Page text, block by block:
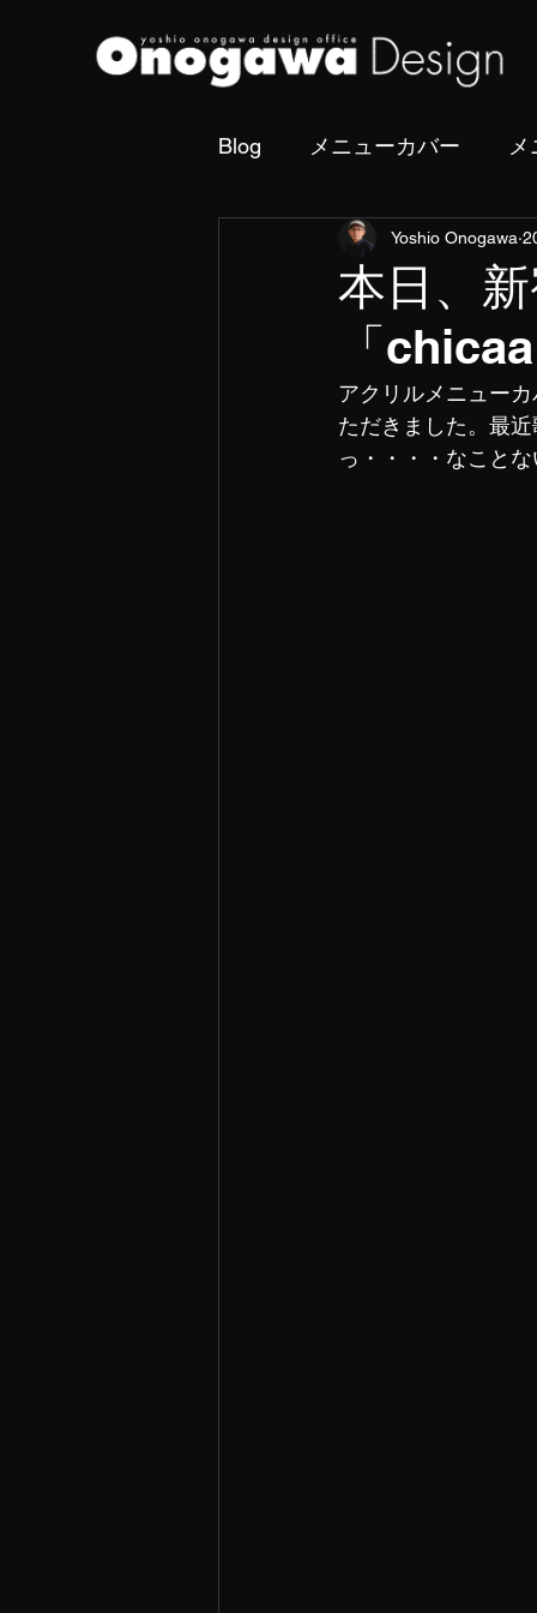
Blog メニューカバー
撮影・フォトディレクショ
本日、
「
Yoshio Onogawa
アクリルメニュー
ただきました。最
っ・・・・なこと